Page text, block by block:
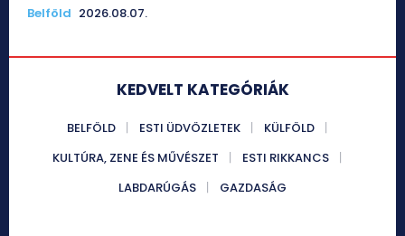
Belföld 2026.08.07.
KEDVELT KATEGÓRIÁK
BELFÖLD ESTI ÜDVÖZLETEK
KÜLFÖLD
KULTÚRA, ZENE ÉS MŰVÉSZET
ESTI RIKKANCS
LABDARÚGÁS
GAZDASÁG